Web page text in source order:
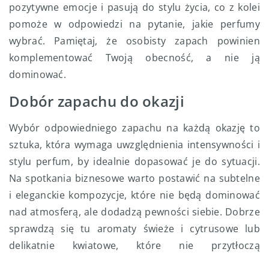
pozytywne emocje i pasują do stylu życia, co z kolei
pomoże w odpowiedzi na pytanie, jakie perfumy
wybrać. Pamiętaj, że osobisty zapach powinien
komplementować Twoją obecność, a nie ją
dominować.
Dobór zapachu do okazji
Wybór odpowiedniego zapachu na każdą okazję to
sztuka, która wymaga uwzględnienia intensywności i
stylu perfum, by idealnie dopasować je do sytuacji.
Na spotkania biznesowe warto postawić na subtelne
i eleganckie kompozycje, które nie będą dominować
nad atmosferą, ale dodadzą pewności siebie. Dobrze
sprawdzą się tu aromaty świeże i cytrusowe lub
delikatnie kwiatowe, które nie przytłoczą